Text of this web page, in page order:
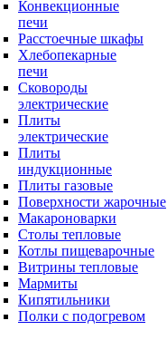
Конвекционные
печи
Расстоечные шкафы
Хлебопекарные
печи
Сковороды
электрические
Плиты
электрические
Плиты
индукционные
Плиты газовые
Поверхности жарочные
Макароноварки
Столы тепловые
Котлы пищеварочные
Витрины тепловые
Мармиты
Кипятильники
Полки с подогревом